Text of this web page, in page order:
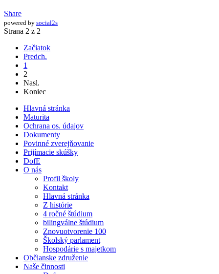
Share
powered by social2s
Strana 2 z 2
Začiatok
Predch.
1
2
Nasl.
Koniec
Hlavná stránka
Maturita
Ochrana os. údajov
Dokumenty
Povinné zverejňovanie
Prijímacie skúšky
DofE
O nás
Profil školy
Kontakt
Hlavná stránka
Z histórie
4 ročné štúdium
bilingválne štúdium
Znovuotvorenie 100
Školský parlament
Hospodárie s majetkom
Občianske združenie
Naše činnosti